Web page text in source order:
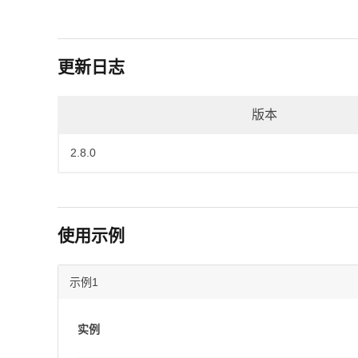
更新日志
版本
2.8.0
使用示例
示例1
实例